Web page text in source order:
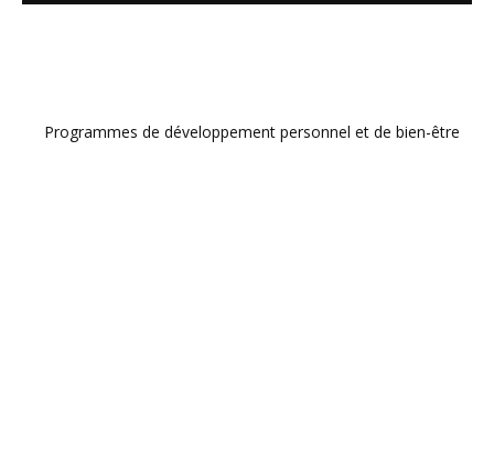
Programmes de développement personnel et de bien-être